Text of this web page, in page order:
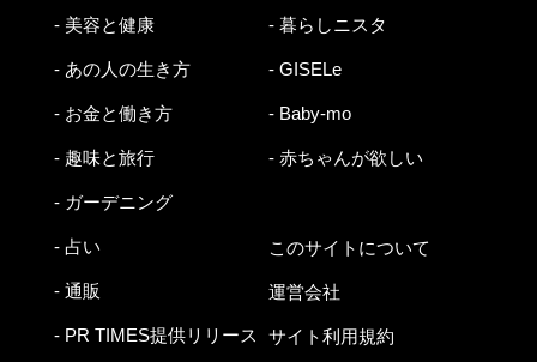
- 美容と健康
- あの人の生き方
- お金と働き方
- 趣味と旅行
- ガーデニング
- 占い
- 通販
- PR TIMES提供リリース
- 暮らしニスタ
- GISELe
- Baby-mo
- 赤ちゃんが欲しい
このサイトについて
運営会社
サイト利用規約